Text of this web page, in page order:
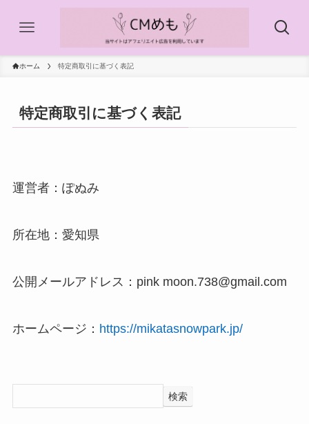
ホーム 特定商取引に基づく表記
特定商取引に基づく表記
運営者：ぽぬみ
所在地：愛知県
公開メールアドレス：pink moon.738@gmail.com
ホームページ： https://mikatasnowpark.jp/
検索